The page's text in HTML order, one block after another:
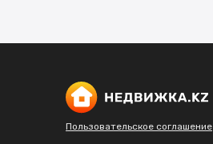
Пользовательское соглашение